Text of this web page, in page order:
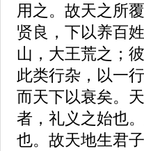
用之。故天之所
贤良，下以养百
山，大王荒之；
此类行杂，以一
而天下以衰矣。
者，礼义之始也
也。故天地生君